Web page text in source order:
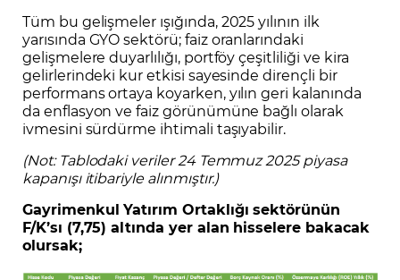
Tüm bu gelişmeler ışığında, 2025 yılının ilk
yarısında GYO sektörü; faiz oranlarındaki
gelişmelere duyarlılığı, portföy çeşitliliği ve kira
gelirlerindeki kur etkisi sayesinde dirençli bir
performans ortaya koyarken, yılın geri kalanında
da enflasyon ve faiz görünümüne bağlı olarak
ivmesini sürdürme ihtimali taşıyabilir.
(Not: Tablodaki veriler 24 Temmuz 2025 piyasa
kapanışı itibariyle alınmıştır.)
Gayrimenkul Yatırım Ortaklığı sektörünün
F/K’sı (7,75) altında yer alan hisselere bakacak
olursak;